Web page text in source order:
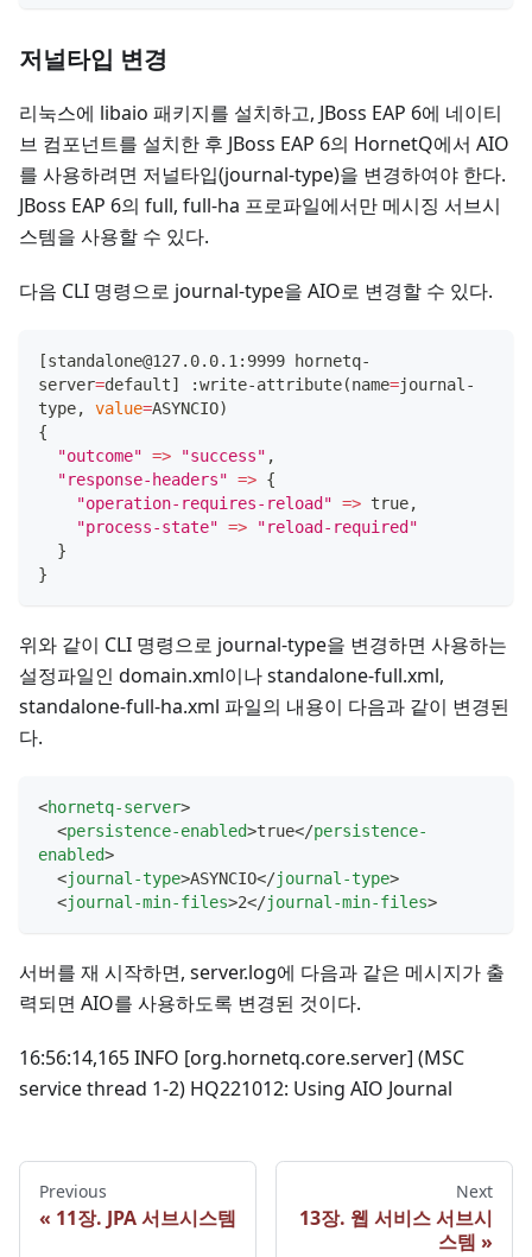
저널타입 변경
리눅스에 libaio 패키지를 설치하고, JBoss EAP 6에 네이티
브 컴포넌트를 설치한 후 JBoss EAP 6의 HornetQ에서 AIO
를 사용하려면 저널타입(journal-type)을 변경하여야 한다.
JBoss EAP 6의 full, full-ha 프로파일에서만 메시징 서브시
스템을 사용할 수 있다.
다음 CLI 명령으로 journal-type을 AIO로 변경할 수 있다.
[standalone@127.0.0.1:9999 hornetq-
server=default] :write-attribute(name=journal-
type, value=ASYNCIO)
{
"outcome" => "success" ,
"response-headers" => {
"operation-requires-reload" => true,
"process-state" =>
"reload-required"
}
}
위와 같이 CLI 명령으로 journal-type을 변경하면 사용하는
설정파일인 domain.xml이나 standalone-full.xml,
standalone-full-ha.xml 파일의 내용이 다음과 같이 변경된
다.
<hornetq-server>
<persistence-enabled>true</persistence-
enabled>
<journal-type>ASYNCIO</journal-type>
<journal-min-files>2</journal-min-files>
서버를 재 시작하면, server.log에 다음과 같은 메시지가 출
력되면 AIO를 사용하도록 변경된 것이다.
16:56:14,165 INFO [org.hornetq.core.server] (MSC
service thread 1-2) HQ221012: Using AIO Journal
Previous
11장. JPA 서브시스템
Next
13장. 웹 서비스 서브시
스템